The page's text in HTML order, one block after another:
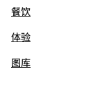
餐饮
体验
图库